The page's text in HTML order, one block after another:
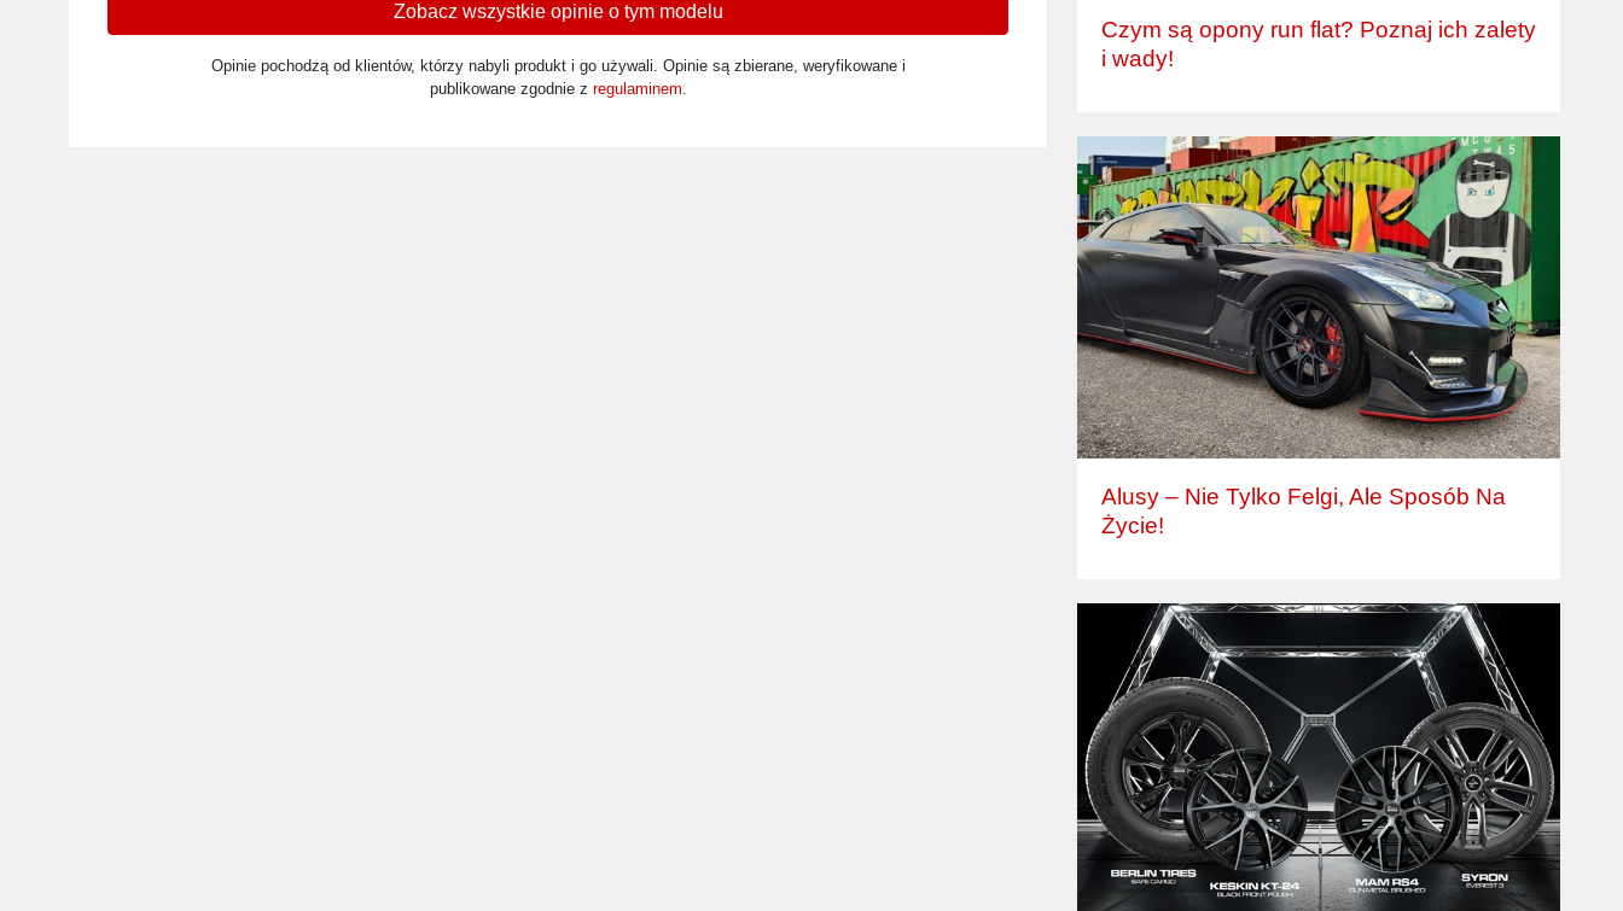
Zobacz wszystkie opinie o tym modelu
Opinie pochodzą od klientów, którzy nabyli produkt i go używali. Opinie są zbierane, weryfikowane i
publikowane zgodnie z regulaminem.
Czym są opony run flat? Poznaj ich zalety
i wady!
Alusy – Nie Tylko Felgi, Ale Sposób Na
Życie!